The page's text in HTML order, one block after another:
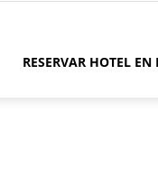
RESERVAR HOTEL